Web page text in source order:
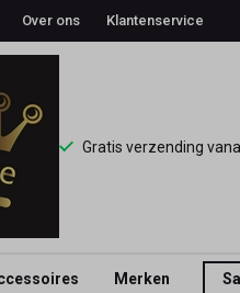
Over ons Klantenservice
Gratis verzending
Merken